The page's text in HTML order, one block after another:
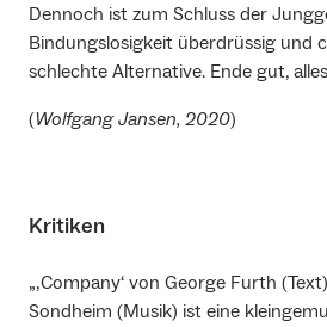
Dennoch ist zum Schluss der
Bindungslosigkeit überdrüssig und
schlechte Alternative. Ende gut,
(Wolfgang Jansen, 2020)
Kritiken
„‚Company‘ von George Furth
Sondheim (Musik) ist eine